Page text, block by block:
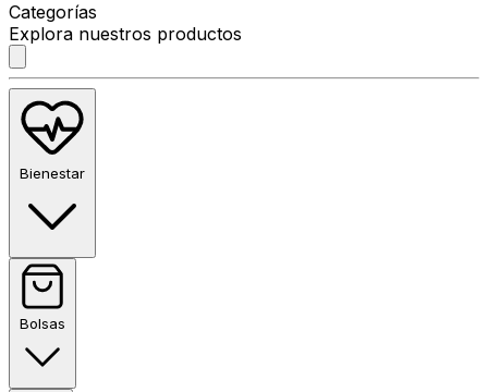
Categorías
Explora nuestros productos
Bienestar
Bolsas